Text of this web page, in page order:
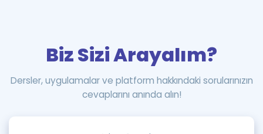
Biz Sizi Arayalım?
Dersler, uygulamalar ve platform hakkındaki sorularınızın
cevaplarını anında alın!